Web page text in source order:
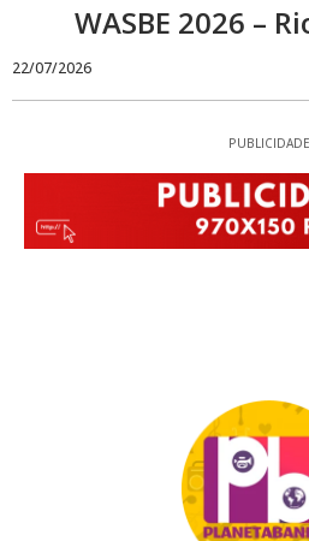
WASBE 2026 –
22/07/2026
PUBLICIDADE